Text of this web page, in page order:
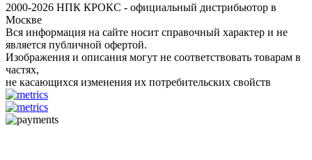
2000-2026 НПК КРОКС - официальный дистрибьютор в
Москве
Вся информация на сайте носит справочный характер и не
является публичной офертой.
Изображения и описания могут не соответствовать товарам в
частях,
не касающихся изменения их потребительских свойств